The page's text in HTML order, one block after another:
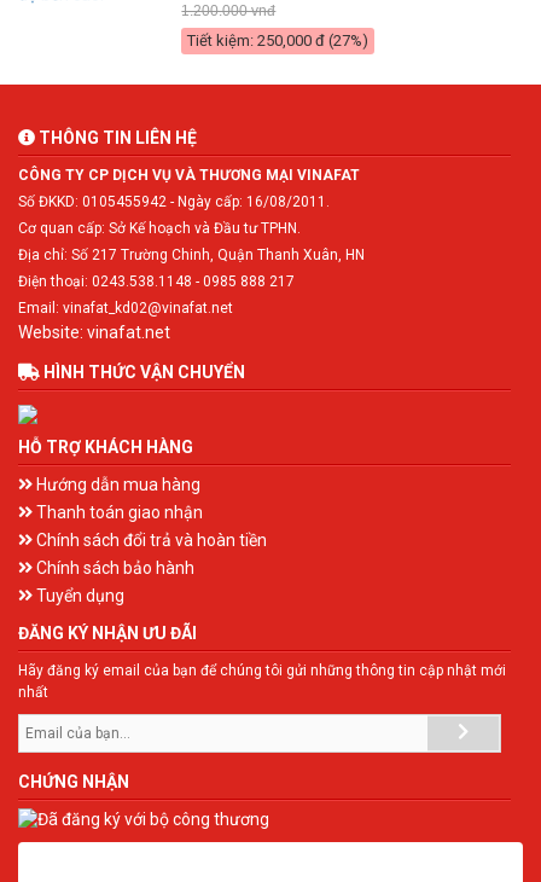
1.200.000 vnđ
Tiết kiệm: 250,000 đ (27%)
THÔNG TIN LIÊN HỆ
CÔNG TY CP DỊCH VỤ VÀ THƯƠNG MẠI VINAFAT
Số ĐKKD: 0105455942 - Ngày cấp: 16/08/2011.
Cơ quan cấp: Sở Kế hoạch và Đầu tư TPHN.
Địa chỉ: Số 217 Trường Chinh, Quận Thanh Xuân, HN
Điện thoại: 0243.538.1148 - 0985 888 217
Email: vinafat_kd02@vinafat.net
Website: vinafat.net
HÌNH THỨC VẬN CHUYỂN
HỖ TRỢ KHÁCH HÀNG
Hướng dẫn mua hàng
Thanh toán giao nhận
Chính sách đổi trả và hoàn tiền
Chính sách bảo hành
Tuyển dụng
ĐĂNG KÝ NHẬN ƯU ĐÃI
Hãy đăng ký email của bạn để chúng tôi gửi những thông tin cập nhật mới
nhất
CHỨNG NHẬN